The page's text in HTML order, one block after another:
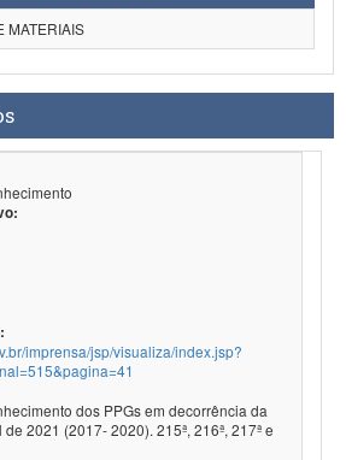
MATERIAIS
imprensa/jsp/visualiza/index.jsp?
dos PPGs em decorrência da
2021 (2017- 2020). 215ª, 216ª, 217ª e